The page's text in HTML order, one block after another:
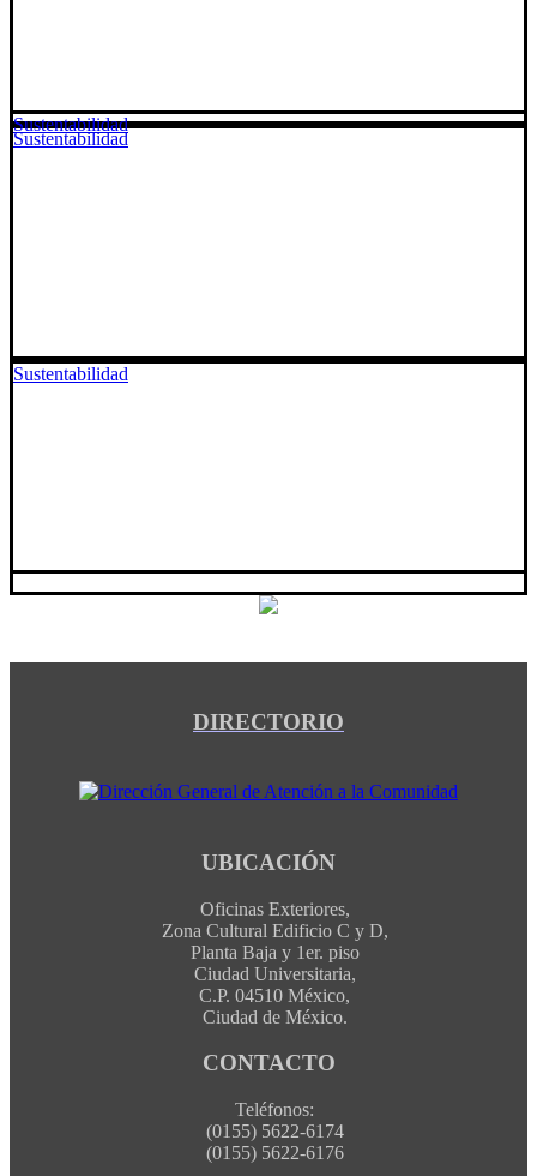
Sustentabilidad
Sustentabilidad
Sustentabilidad
DIRECTORIO
UBICACIÓN
Oficinas Exteriores,
Zona Cultural Edificio C y D,
Planta Baja y 1er. piso
Ciudad Universitaria,
C.P. 04510 México,
Ciudad de México.
CONTACTO
Teléfonos:
(0155) 5622-6174
(0155) 5622-6176